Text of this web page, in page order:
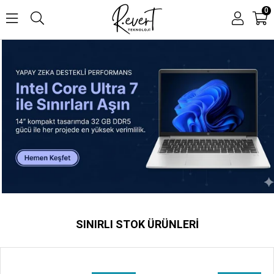
0
SINIRLI STOK ÜRÜNLERI